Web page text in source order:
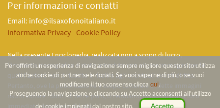
Per offrirti un'esperienza di navigazione sempre migliore questo sito utilizza
anche cookie di partner selezionati. Se vuoi saperne di più, o se vuoi
modificare il tuo consenso clicca qui.
Proseguendo la navigazione o cliccando su Accetto acconsenti all'utilizzo
dei cookie impiegati dal nostro sito.
Accetto
Per informazioni e contatti
Email: info@ilsaxofonoitaliano.it
Informativa Privacy- Cookie Policy
Nella presente Enciclopedia, realizzata non a scopo di lucro,
l'impianto iconografico é stato arricchito con alcune immagini per le
quali l'autore non è riuscito a risalire agli eventuali aventi diritto.
Pertanto, ove la pubblicazione a scopo culturale di dette immagini
risulti violare i diritti di terze parti, ci rendiamo disponibili alla loro
immediata rimozione dal sito.